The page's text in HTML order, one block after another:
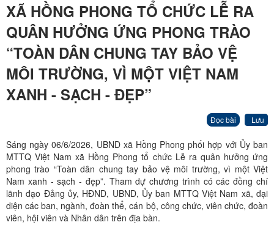
XÃ HỒNG PHONG TỔ CHỨC LỄ RA
QUÂN HƯỞNG ỨNG PHONG TRÀO
“TOÀN DÂN CHUNG TAY BẢO VỆ
MÔI TRƯỜNG, VÌ MỘT VIỆT NAM
XANH - SẠCH - ĐẸP”
Đọc bài Lưu
Sáng ngày 06/6/2026, UBND xã Hồng Phong phối hợp với Ủy ban
MTTQ Việt Nam xã Hồng Phong tổ chức Lễ ra quân hưởng ứng
phong trào “Toàn dân chung tay bảo vệ môi trường, vì một Việt
Nam xanh - sạch - đẹp”. Tham dự chương trình có các đồng chí
lãnh đạo Đảng ủy, HĐND, UBND, Ủy ban MTTQ Việt Nam xã, đại
diện các ban, ngành, đoàn thể, cán bộ, công chức, viên chức, đoàn
viên, hội viên và Nhân dân trên địa bàn.